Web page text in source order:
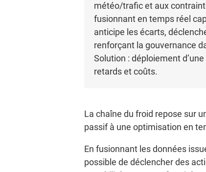
météo/trafic et aux
fusionnant en temps réel
anticipe les écarts,
renforçant la gouvernance
Solution : déploiement
retards et coûts.
La chaîne du froid repose sur
passif à une optimisation en
En fusionnant les données
possible de déclencher des